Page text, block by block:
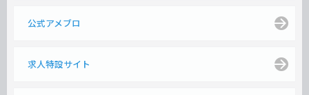
公式アメブロ
求人特設サイト